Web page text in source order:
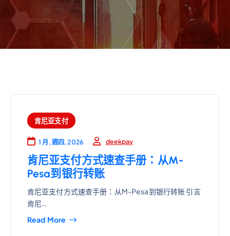
肯尼亚支付
1 月, 週四, 2026 deekpay
肯尼亚支付方式速查手册：从M-
Pesa到银行转账
肯尼亚支付方式速查手册：从M-Pesa到银行转账 引言
肯尼…
Read More